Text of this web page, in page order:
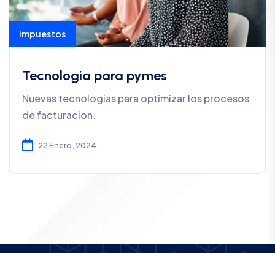
Impuestos
Tecnologia para pymes
Nuevas tecnologias para optimizar los procesos
de facturacion.
22 Enero, 2024